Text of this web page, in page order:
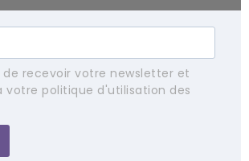
recevoir votre newsletter et
votre politique d'utilisation des